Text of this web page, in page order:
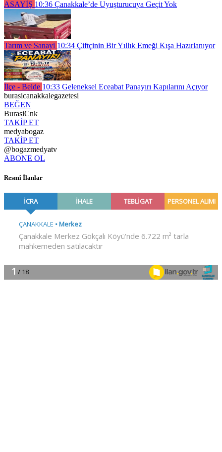
ASAYİŞ 10:36 Çanakkale’de Uyuşturucuya Geçit Yok
Tarım ve Sanayi 10:34 Çiftçinin Bir Yıllık Emeği Kışa Hazırlanıyor
İlçe - Belde 10:33 Geleneksel Eceabat Panayırı Kapılarını Açıyor
burasicanakkalegazetesi
BEĞEN
BurasiCnk
TAKİP ET
medyabogaz
TAKİP ET
@bogazmedyatv
ABONE OL
Resmî İlanlar